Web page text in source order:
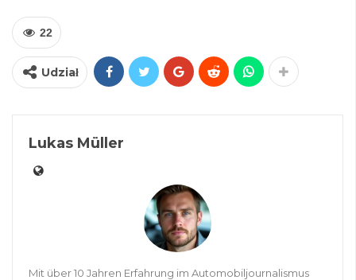
22
Udział
Lukas Müller
Mit über 10 Jahren Erfahrung im Automobiljournalismus